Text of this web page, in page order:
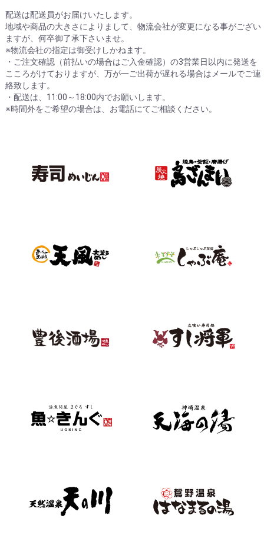
配送は配送員がお届けいたします。
地域や商品の大きさによりまして、物流会社が変更になる事がござい
ますが、何卒御了承下さいませ。
※物流会社の指定は御受けしかねます。
・ご注文確認（前払いの場合はご入金確認）の3営業日以内に発送を
こころがけておりますが、万が一ご出荷が遅れる場合はメールでご連
絡致します。
・配送は、11:00～18:00内でお願いします。
※時間外をご希望の場合は、お電話にてご相談ください。